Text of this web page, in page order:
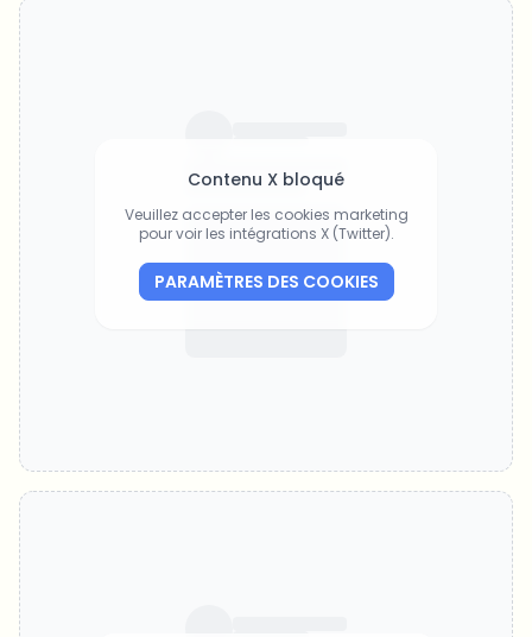
Contenu X bloqué
Veuillez accepter les cookies marketing
pour voir les intégrations X (Twitter).
PARAMÈTRES DES COOKIES